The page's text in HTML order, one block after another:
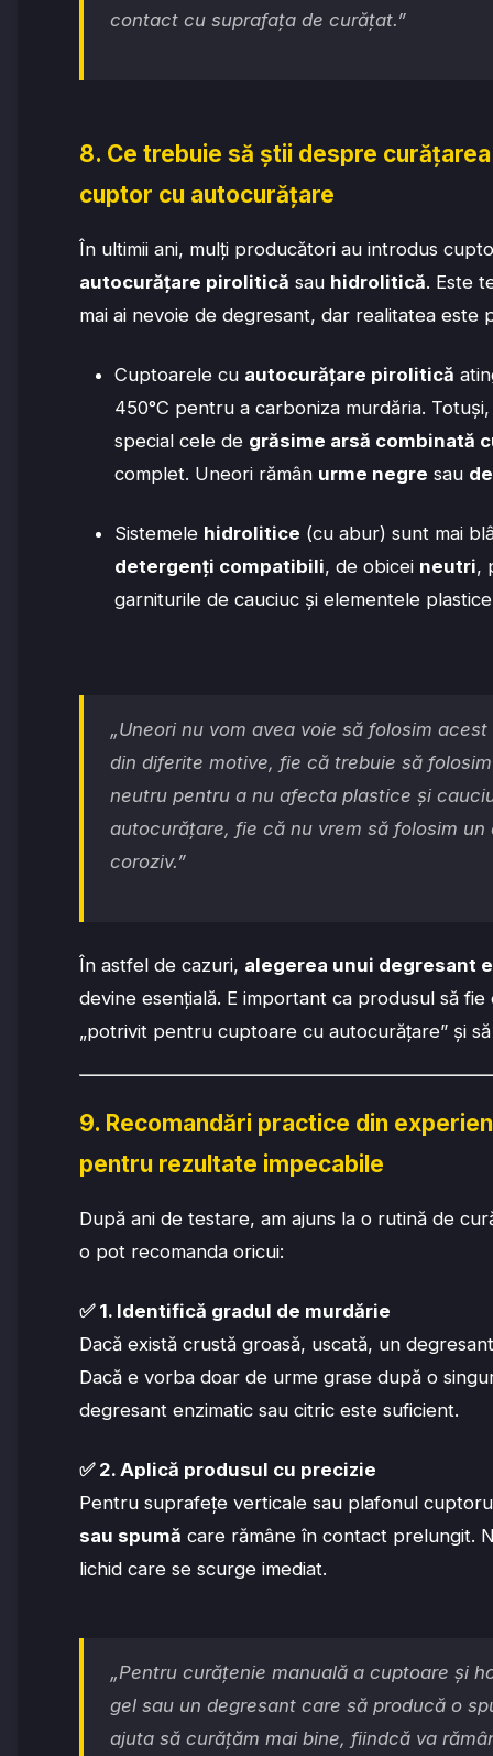
contact cu suprafața de curățat.”
8. Ce trebuie să știi despre
cuptor cu autocurățare
În ultimii ani, mulți producători au introdus
autocurățare pirolitică sau hidrolitică. Este
mai ai nevoie de degresant, dar realitatea este
Cuptoarele cu autocurățare pirolitică
450°C pentru a carboniza murdăria.
special cele de grăsime arsă combinată
complet. Uneori rămân urme negre sau
Sistemele hidrolitice (cu abur) sunt mai
detergenți compatibili, de obicei neutri,
garniturile de cauciuc și elementele
„Uneori nu vom avea voie să folosim
din diferite motive, fie că trebuie să
neutru pentru a nu afecta plastice și
autocurățare, fie că nu vrem să folosim un
coroziv.”
În astfel de cazuri, alegerea unui degresant
devine esențială. E important ca produsul să
„potrivit pentru cuptoare cu autocurățare” și
9. Recomandări practice din
pentru rezultate impecabile
După ani de testare, am ajuns la o rutină de
o pot recomanda oricui:
✅ 1. Identifică gradul de murdărie
Dacă există crustă groasă, uscată, un
Dacă e vorba doar de urme grase după o
degresant enzimatic sau citric este suficient.
✅ 2. Aplică produsul cu precizie
Pentru suprafețe verticale sau plafonul
sau spumă care rămâne în contact prelungit.
lichid care se scurge imediat.
„Pentru curățenie manuală a cuptoare și
gel sau un degresant care să producă o
ajuta să curățăm mai bine, fiindcă va